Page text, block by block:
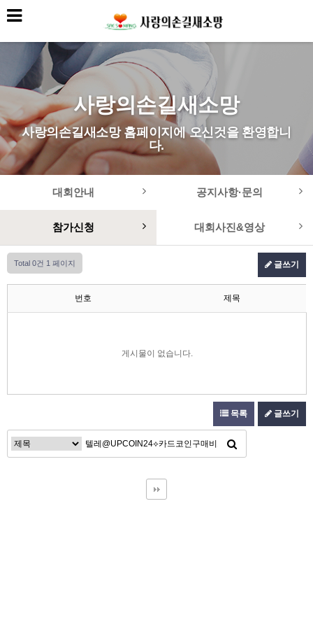
사랑의손길새소망
사랑의손길새소망 홈페이지에 오신것을 환영합니
다.
대회안내 공지사항·문의
참가신청 대회사진&영상
Total 0건 1 페이지 글쓰기
번호 제목
게시물이 없습니다.
목록 글쓰기